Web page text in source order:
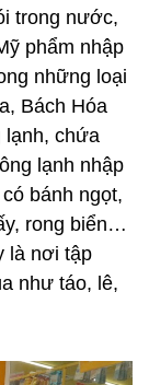
trong nước,
phẩm nhập
những loại
Bách Hóa
lạnh, chứa
lạnh nhập
bánh ngọt,
rong biển…
là nơi tập
như táo, lê,